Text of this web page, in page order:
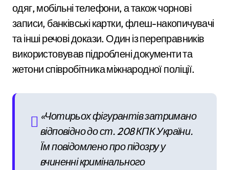
одяг, мобільні телефони, а також чорнові
записи, банківські картки, флеш-накопичувачі
та інші речові докази. Один із переправників
використовував підроблені документи та
жетони співробітника міжнародної поліції.
«Чотирьох фігурантів затримано
відповідно до ст. 208 КПК України.
Їм повідомлено про підозру у
вчиненні кримінального